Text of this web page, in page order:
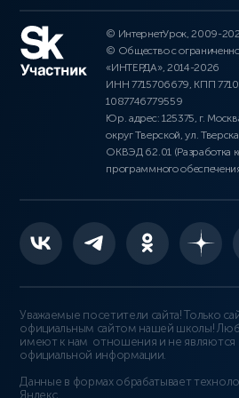
© ИнтернетУрок, 2009-
© Общество с
«ИНТЕРДА», 2014-2026
ИНН 7715706679, КПП
1087746779559
Юр. адрес: 125375, г.
округ Тверской, ул.
ОКВЭД 62.01 (Разработка
программного
Уважаемые посетители сайта! Только
официальным сайтом нашей школы!
имеют к нам отношения и не являются
официальной информации.
Данные в формах обрабатывает
Яндекс